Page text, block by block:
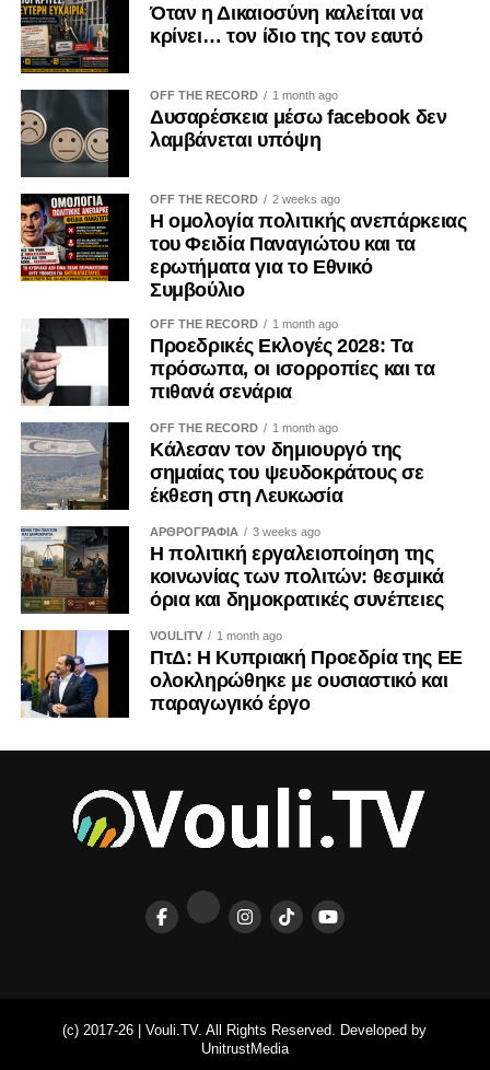
Όταν η Δικαιοσύνη καλείται να
κρίνει… τον ίδιο της τον εαυτό
OFF THE RECORD 1 month ago
Δυσαρέσκεια μέσω facebook δεν
λαμβάνεται υπόψη
OFF THE RECORD 2 weeks ago
Η ομολογία πολιτικής ανεπάρκειας
του Φειδία Παναγιώτου και τα
ερωτήματα για το Εθνικό
Συμβούλιο
OFF THE RECORD 1 month ago
Προεδρικές Εκλογές 2028: Τα
πρόσωπα, οι ισορροπίες και τα
πιθανά σενάρια
OFF THE RECORD 1 month ago
Κάλεσαν τον δημιουργό της
σημαίας του ψευδοκράτους σε
έκθεση στη Λευκωσία
ΑΡΘΡΟΓΡΑΦΙΑ 3 weeks ago
Η πολιτική εργαλειοποίηση της
κοινωνίας των πολιτών: θεσμικά
όρια και δημοκρατικές συνέπειες
VOULITV 1 month ago
ΠτΔ: Η Κυπριακή Προεδρία της ΕΕ
ολοκληρώθηκε με ουσιαστικό και
παραγωγικό έργο
(c) 2017-26 | Vouli.TV. All Rights Reserved. Developed by
UnitrustMedia